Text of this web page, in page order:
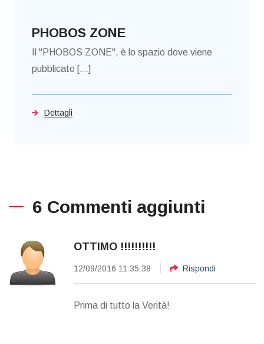
PHOBOS ZONE
Il "PHOBOS ZONE", è lo spazio dove viene
pubblicato [...]
Dettagli
6 Commenti aggiunti
OTTIMO !!!!!!!!!!
12/09/2016 11:35:38 Rispondi
Prima di tutto la Verità!